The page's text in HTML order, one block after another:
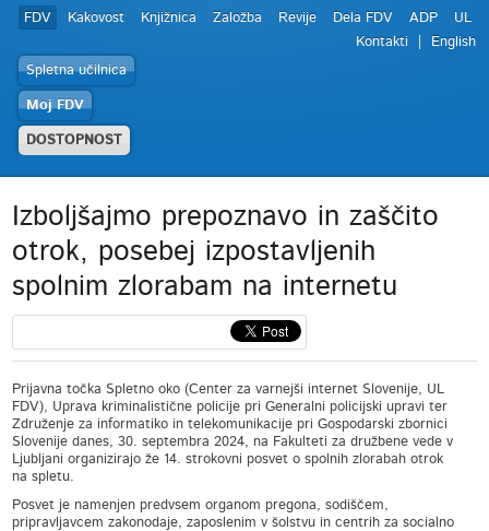
FDV Kakovost Knjižnica Založba Revije Dela FDV ADP
UL
Kontakti
English
Spletna učilnica
Moj FDV
DOSTOPNOST
Izboljšajmo prepoznavo in zaščito
otrok, posebej izpostavljenih
spolnim zlorabam na internetu
Prijavna točka Spletno oko (Center za varnejši internet Slovenije, UL
FDV), Uprava kriminalistične policije pri Generalni policijski upravi ter
Združenje za informatiko in telekomunikacije pri Gospodarski zbornici
Slovenije danes, 30. septembra 2024, na Fakulteti za družbene vede v
Ljubljani organizirajo že 14. strokovni posvet o spolnih zlorabah otrok
na spletu.
Posvet je namenjen predvsem organom pregona, sodiščem,
pripravljavcem zakonodaje, zaposlenim v šolstvu in centrih za socialno